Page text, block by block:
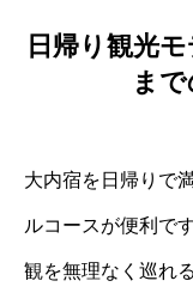
日帰り観光
ま
大内宿を日帰りで
ルコースが便利で
観を無理なく巡れ